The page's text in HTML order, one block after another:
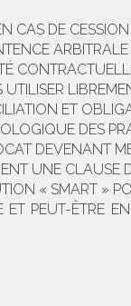
CAS DE
ET
DES
DEVENANT
UNE CLAUSE
« SMART »
ET PEUT-ÊTRE